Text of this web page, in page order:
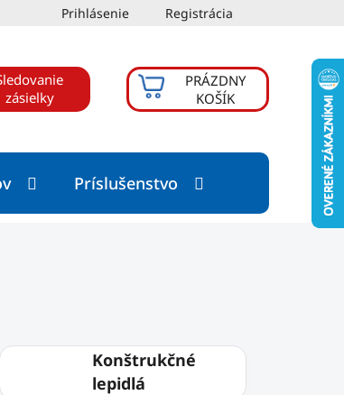
Prihlásenie Registrácia
zásielky
NÁKUPNÝ
KOŠÍK
PRÁZDNY
KOŠÍK
Príslušenstvo
Konštrukčné
lepidlá